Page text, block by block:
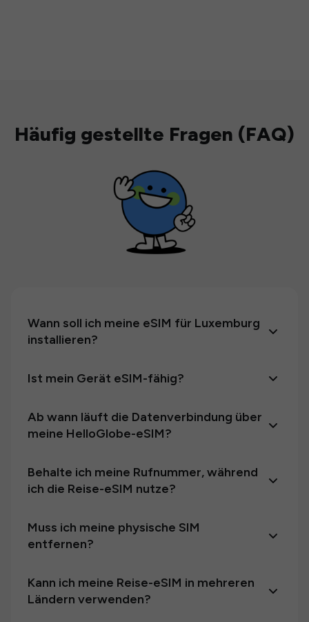
Häufig gestellte Fragen (FAQ)
Wann soll ich meine eSIM für Luxemburg
installieren?
Ist mein Gerät eSIM-fähig?
Ab wann läuft die Datenverbindung über
meine HelloGlobe-eSIM?
Behalte ich meine Rufnummer, während
ich die Reise-eSIM nutze?
Muss ich meine physische SIM
entfernen?
Kann ich meine Reise-eSIM in mehreren
Ländern verwenden?